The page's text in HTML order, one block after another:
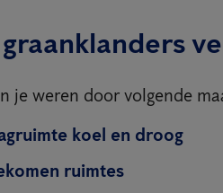
je weren door volgende
koel en droog
ruimtes